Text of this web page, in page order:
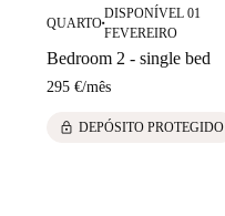
QUARTO■
DISPONÍVEL 01
FEVEREIRO
Bedroom 2 - single bed
295 €/mês
lock DEPÓSITO PROTEGIDO